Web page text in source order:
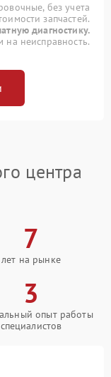
без учета
запчастей.
диагностику.
неисправность.
центра
7
лет на рынке
3
опыт работы
специалистов